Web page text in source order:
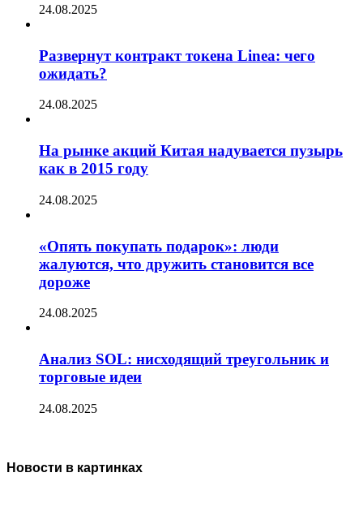
24.08.2025
Развернут контракт токена Linea: чего
ожидать?
24.08.2025
На рынке акций Китая надувается пузырь
как в 2015 году
24.08.2025
«Опять покупать подарок»: люди
жалуются, что дружить становится все
дороже
24.08.2025
Анализ SOL: нисходящий треугольник и
торговые идеи
24.08.2025
Новости в картинках